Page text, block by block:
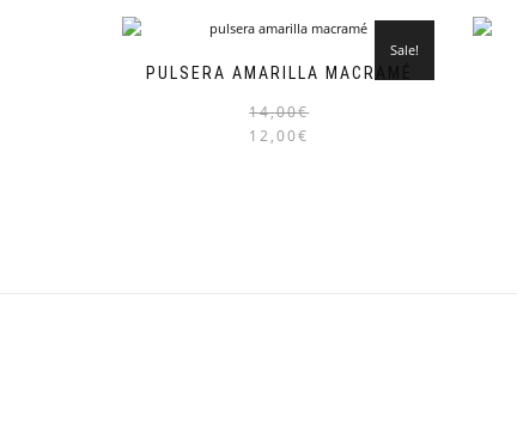
PULSERA AMARILLA MACRAMÉ
Sale!
14,00€
12,00€